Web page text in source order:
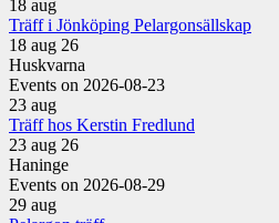
18 aug
Träff i Jönköping Pelargonsällskap
18 aug 26
Huskvarna
Events on 2026-08-23
23 aug
Träff hos Kerstin Fredlund
23 aug 26
Haninge
Events on 2026-08-29
29 aug